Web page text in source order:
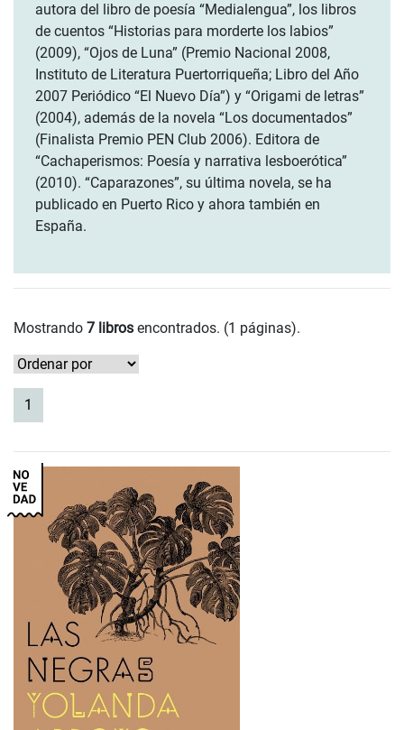
autora del libro de poesía “Medialengua”, los libros
de cuentos “Historias para morderte los labios”
(2009), “Ojos de Luna” (Premio Nacional 2008,
Instituto de Literatura Puertorriqueña; Libro del Año
2007 Periódico “El Nuevo Día”) y “Origami de letras”
(2004), además de la novela “Los documentados”
(Finalista Premio PEN Club 2006). Editora de
“Cachaperismos: Poesía y narrativa lesboerótica”
(2010). “Caparazones”, su última novela, se ha
publicado en Puerto Rico y ahora también en
España.
Mostrando 7 libros encontrados. (1 páginas).
1